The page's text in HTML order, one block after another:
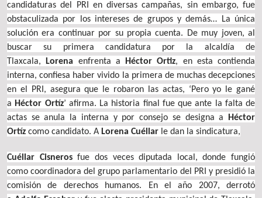
candidaturas del PRI en diversas campañas, sin embargo, fue
obstaculizada por los intereses de grupos y demás… La única
solución era continuar por su propia cuenta. De muy joven, al
buscar su primera candidatura por la alcaldía de
Tlaxcala,
Lorena enfrenta a Héctor Ortiz, en esta contienda
interna, confiesa haber vivido la primera de muchas decepciones
en el PRI, asegura que le robaron las actas, ‘Pero yo le gané
a Héctor Ortíz’ afirma. La historia final fue que ante la falta de
actas se anula la interna y por consejo se designa a
Héctor
Ortíz como candidato. A Lorena Cuéllar le dan la sindicatura,
Cuéllar Cisnerosfue dos veces diputada local, donde fungió
como coordinadora del grupo parlamentario del PRI y presidió la
comisión de derechos humanos. En el año 2007, derrotó